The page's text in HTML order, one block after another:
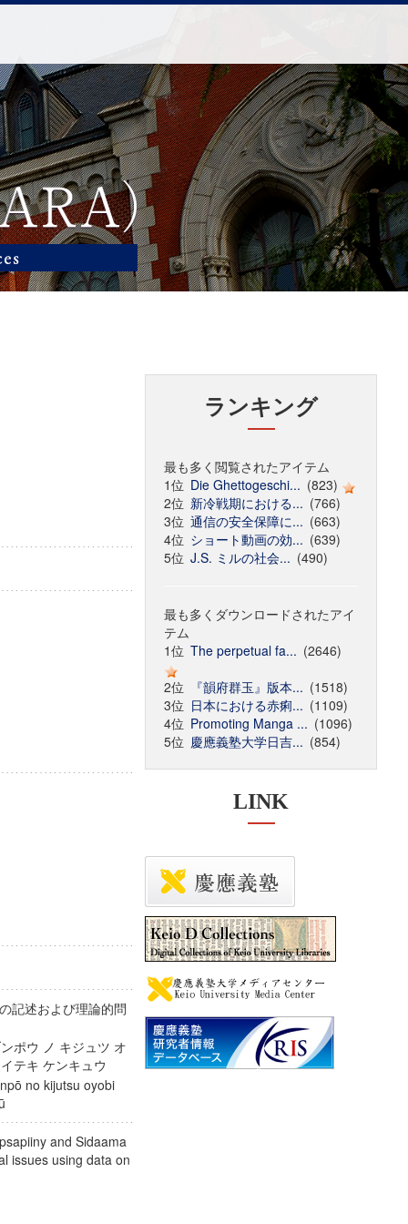
記述および理論的問
ポウ ノ キジュツ オ
イテキ ケンキュウ
no kijutsu oyobi
and Sidaama
issues using data on
ランキング
最も多く閲覧されたアイテム
1位 Die Ghettogeschi... (823)
2位 新冷戦期における... (766)
3位 通信の安全保障に... (663)
4位 ショート動画の効... (639)
5位 J.S. ミルの社会... (490)
最も多くダウンロードされたアイ
テム
1位 The perpetual fa... (2646)
2位
『韻府群玉』版本... (1518)
3位 日本における赤痢... (1109)
4位 Promoting Manga ... (1096)
5位 慶應義塾大学日吉... (854)
LINK